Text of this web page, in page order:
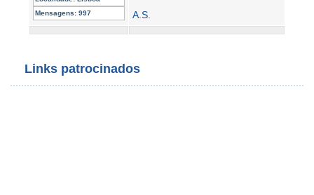
Mensagens: 997 A.S.
Links patrocinados